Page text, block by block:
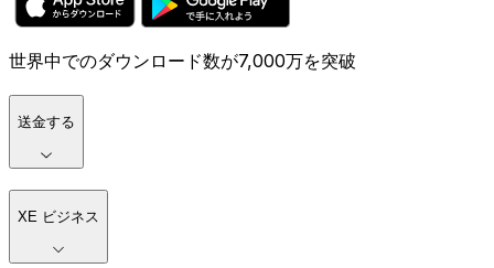
世界中でのダウンロード数が7,000万を突破
送金する
XE ビジネス